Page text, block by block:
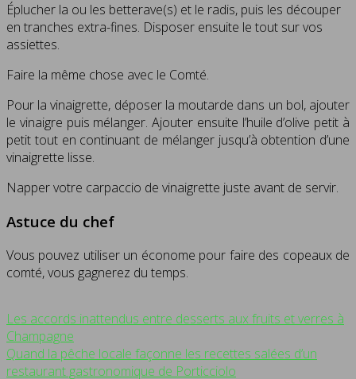
Éplucher la ou les betterave(s) et le radis, puis les découper
en tranches extra-fines. Disposer ensuite le tout sur vos
assiettes.
Faire la même chose avec le Comté.
Pour la vinaigrette, déposer la moutarde dans un bol, ajouter
le vinaigre puis mélanger. Ajouter ensuite l’huile d’olive petit à
petit tout en continuant de mélanger jusqu’à obtention d’une
vinaigrette lisse.
Napper votre carpaccio de vinaigrette juste avant de servir.
Astuce du chef
Vous pouvez utiliser un économe pour faire des copeaux de
comté, vous gagnerez du temps.
Les accords inattendus entre desserts aux fruits et verres à
Champagne
Quand la pêche locale façonne les recettes salées d’un
restaurant gastronomique de Porticciolo